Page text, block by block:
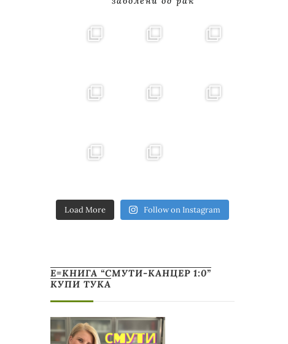
Load More Follow on Instagram
Е=КНИГА “СМУТИ-КАНЦЕР 1:0”
КУПИ ТУКА